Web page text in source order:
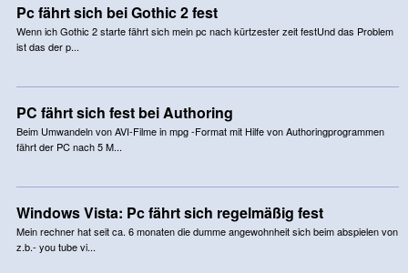
Pc fährt sich bei Gothic 2 fest
Wenn ich Gothic 2 starte fährt sich mein pc nach kürtzester zeit festUnd das Problem
ist das der p...
PC fährt sich fest bei Authoring
Beim Umwandeln von AVI-Filme in mpg -Format mit Hilfe von Authoringprogrammen
fährt der PC nach 5 M...
Windows Vista: Pc fährt sich regelmäßig fest
Mein rechner hat seit ca. 6 monaten die dumme angewohnheit sich beim abspielen von
z.b.- you tube vi...